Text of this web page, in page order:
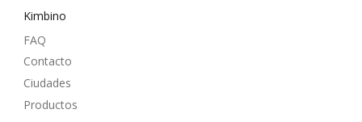
Kimbino
FAQ
Contacto
Ciudades
Productos